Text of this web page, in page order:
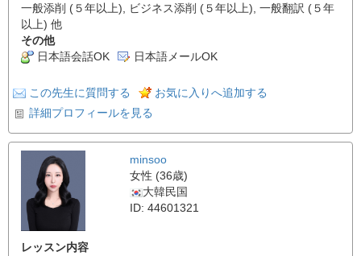
一般添削 (５年以上), ビジネス添削 (５年以上), 一般翻訳 (５年
以上) 他
その他
日本語会話OK
日本語メールOK
この先生に質問する
お気に入りへ追加する
詳細プロフィールを見る
minsoo
女性 (36歳)
大韓民国
ID: 44601321
レッスン内容